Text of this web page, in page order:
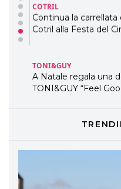
COTRIL
Continua la
Cotril alla Festa del
TONI&GUY
A Natale regala una
TONI&GUY “Feel
LABEL.M lancia la
professionali